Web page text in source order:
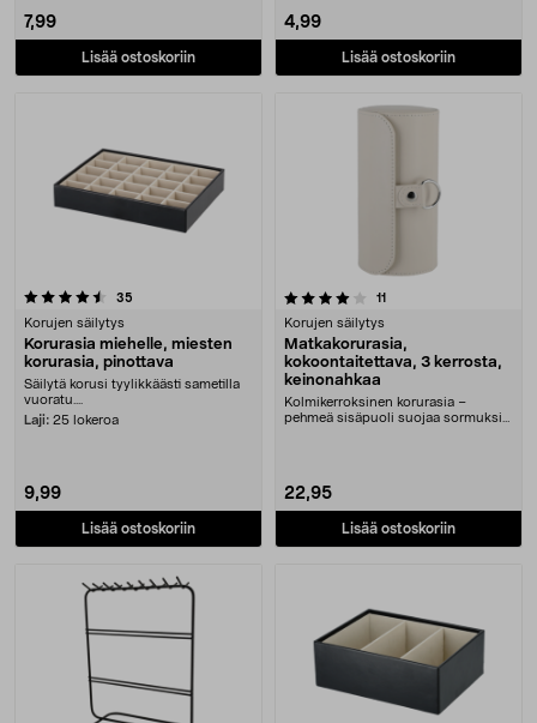
7,99
Lisää ostoskoriin
4,99
Lisää ostoskoriin
35
Korujen säilytys
Korurasia miehelle, miesten
korurasia, pinottava
Säilytä korusi tyylikkäästi sametilla
vuoratu....
Laji: 25 lokeroa
9,99
Lisää ostoskoriin
4.0 viidestä tähdestä 11
Korujen säilytys
Matkakorurasia,
kokoontaitettava, 3 kerrosta,
keinonahkaa
Kolmikerroksinen korurasia –
pehmeä sisäpuoli suojaa sormuksia,
22,95
Lisää ostoskoriin